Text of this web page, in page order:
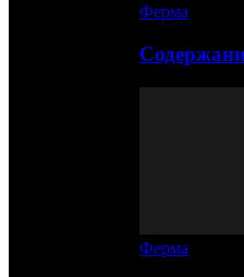
Ферма
Ферма